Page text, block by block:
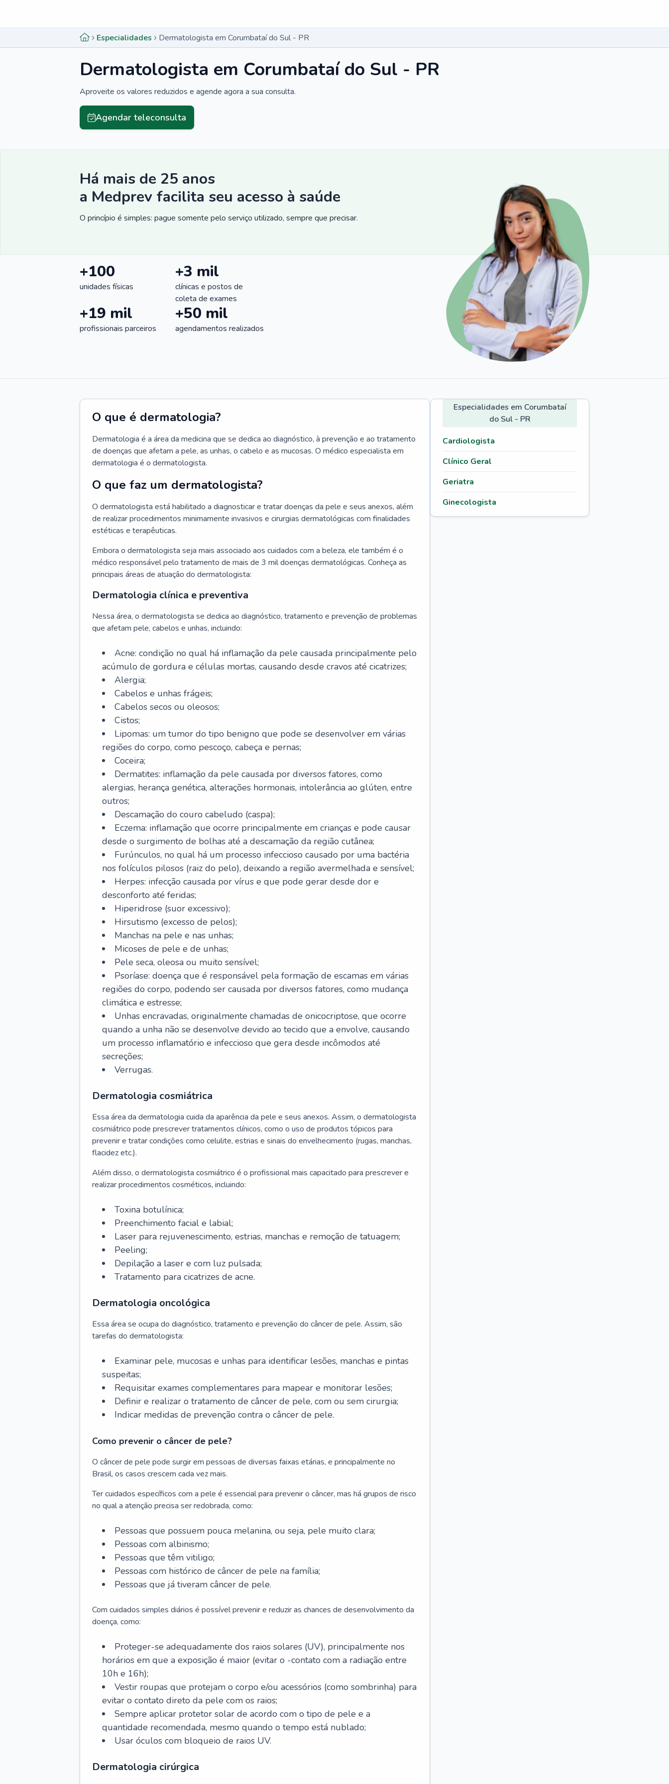
Especialidades Dermatologista em Corumbataí do Sul - PR
Dermatologista em Corumbataí do Sul - PR
Aproveite os valores reduzidos e agende agora a sua consulta.
Agendar teleconsulta
Há mais de 25 anos
a Medprev facilita seu acesso à saúde
O princípio é simples: pague somente pelo serviço utilizado, sempre que precisar.
+100
unidades físicas
+3 mil
clínicas e postos de
coleta de exames
+19 mil
profissionais parceiros
+50 mil
agendamentos realizados
O que é dermatologia?
Dermatologia é a área da medicina que se dedica ao diagnóstico, à prevenção e ao tratamento
de doenças que afetam a pele, as unhas, o cabelo e as mucosas. O médico especialista em
dermatologia é o dermatologista.
O que faz um dermatologista?
O dermatologista está habilitado a diagnosticar e tratar doenças da pele e seus anexos, além
de realizar procedimentos minimamente invasivos e cirurgias dermatológicas com finalidades
estéticas e terapêuticas.
Embora o dermatologista seja mais associado aos cuidados com a beleza, ele também é o
médico responsável pelo tratamento de mais de 3 mil doenças dermatológicas. Conheça as
principais áreas de atuação do dermatologista:
Dermatologia clínica e preventiva
Nessa área, o dermatologista se dedica ao diagnóstico, tratamento e prevenção de problemas
que afetam pele, cabelos e unhas, incluindo:
Acne: condição no qual há inflamação da pele causada principalmente pelo
acúmulo de gordura e células mortas, causando desde cravos até cicatrizes;
Alergia;
Cabelos e unhas frágeis;
Cabelos secos ou oleosos;
Cistos;
Lipomas: um tumor do tipo benigno que pode se desenvolver em várias
regiões do corpo, como pescoço, cabeça e pernas;
Coceira;
Dermatites: inflamação da pele causada por diversos fatores, como
alergias, herança genética, alterações hormonais, intolerância ao glúten, entre
outros;
Descamação do couro cabeludo (caspa);
Eczema: inflamação que ocorre principalmente em crianças e pode causar
desde o surgimento de bolhas até a descamação da região cutânea;
Furúnculos, no qual há um processo infeccioso causado por uma bactéria
nos folículos pilosos (raiz do pelo), deixando a região avermelhada e sensível;
Herpes: infecção causada por vírus e que pode gerar desde dor e
desconforto até feridas;
Hiperidrose (suor excessivo);
Hirsutismo (excesso de pelos);
Manchas na pele e nas unhas;
Micoses de pele e de unhas;
Pele seca, oleosa ou muito sensível;
Psoríase: doença que é responsável pela formação de escamas em várias
regiões do corpo, podendo ser causada por diversos fatores, como mudança
climática e estresse;
Unhas encravadas, originalmente chamadas de onicocriptose, que ocorre
quando a unha não se desenvolve devido ao tecido que a envolve, causando
um processo inflamatório e infeccioso que gera desde incômodos até
secreções;
Verrugas.
Dermatologia cosmiátrica
Essa área da dermatologia cuida da aparência da pele e seus anexos. Assim, o dermatologista
cosmiátrico pode prescrever tratamentos clínicos, como o uso de produtos tópicos para
prevenir e tratar condições como celulite, estrias e sinais do envelhecimento (rugas, manchas,
flacidez etc.).
Além disso, o dermatologista cosmiátrico é o profissional mais capacitado para prescrever e
realizar procedimentos cosméticos, incluindo:
Toxina botulínica;
Preenchimento facial e labial;
Laser para rejuvenescimento, estrias, manchas e remoção de tatuagem;
Peeling;
Depilação a laser e com luz pulsada;
Tratamento para cicatrizes de acne.
Dermatologia oncológica
Essa área se ocupa do diagnóstico, tratamento e prevenção do câncer de pele. Assim, são
tarefas do dermatologista:
Examinar pele, mucosas e unhas para identificar lesões, manchas e pintas
suspeitas;
Requisitar exames complementares para mapear e monitorar lesões;
Definir e realizar o tratamento de câncer de pele, com ou sem cirurgia;
Indicar medidas de prevenção contra o câncer de pele.
Como prevenir o câncer de pele?
O câncer de pele pode surgir em pessoas de diversas faixas etárias, e principalmente no
Brasil, os casos crescem cada vez mais.
Ter cuidados específicos com a pele é essencial para prevenir o câncer, mas há grupos de risco
no qual a atenção precisa ser redobrada, como:
Pessoas que possuem pouca melanina, ou seja, pele muito clara;
Pessoas com albinismo;
Pessoas que têm vitiligo;
Pessoas com histórico de câncer de pele na família;
Pessoas que já tiveram câncer de pele.
Com cuidados simples diários é possível prevenir e reduzir as chances de desenvolvimento da
doença, como:
Proteger-se adequadamente dos raios solares (UV), principalmente nos
horários em que a exposição é maior (evitar o -contato com a radiação entre
10h e 16h);
Vestir roupas que protejam o corpo e/ou acessórios (como sombrinha) para
evitar o contato direto da pele com os raios;
Sempre aplicar protetor solar de acordo com o tipo de pele e a
quantidade recomendada, mesmo quando o tempo está nublado;
Usar óculos com bloqueio de raios UV.
Dermatologia cirúrgica
Especialidades em Corumbataí
do Sul - PR
Cardiologista
Clínico Geral
Geriatra
Ginecologista